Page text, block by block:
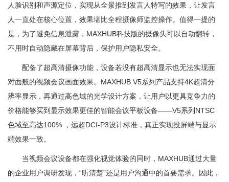
人脸识别和声源定位，实现从全景推到发言人特写的效果，让发言
人一直处在核心位置，效果堪比全程摄像师监控操作。值得一提的
是，为了避免信息泄露，MAXHUB科技版的摄像头可以自动翻转，
不用时自动隐藏在屏幕背后，保护用户隐私安全。
配备了超高清摄像功能，设备若没有超高清显示也无法实现面
对面般的视频会议画面效果。MAXHUB V5系列产品支持4K超清分
辨率显示，再通过高色域的光学设计方案，让用户以更具竞争力的
价格能够买到显示效果更佳的智能会议平板设备——V5系列NTSC
色域至高达100% ，远超DCI-P3设计标准，真正实现投屏端与显示
端效果一致。
当视频会议设备都在强化视觉体验的同时，MAXHUB通过大量
的企业用户调研发现，“听清楚”还是用户沟通中的首要需求。因此，